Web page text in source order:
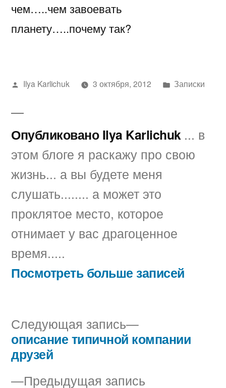
чем…..чем завоевать
планету…..почему так?
Написано
Ilya Karlichuk 3 октября, 2012
Написано
Записки
Опубликовано Ilya Karlichuk ... в
этом блоге я раскажу про свою
жизнь... а вы будете меня
слушать........ а может это
проклятое место, которое
отнимает у вас драгоценное
время.....
Посмотреть больше записей
Навигация
Предыдущая запись
Следующая запись
Следующая
запись:
описание типичной компании
друзей